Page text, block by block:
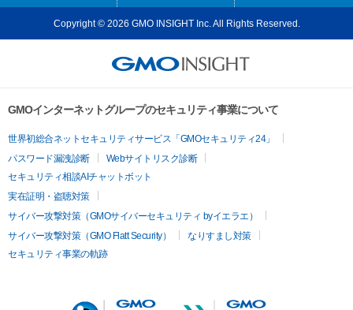
Copyright © 2026 GMO INSIGHT Inc. All Rights Reserved.
GMOインターネットグループのセキュリティ事業について
世界初総合ネットセキュリティサービス「GMOセキュリティ24」
パスワード漏洩診断
Webサイトリスク診断
セキュリティ相談AIチャットボット
実在証明・盗聴対策
サイバー攻撃対策（GMOサイバーセキュリティ byイエラエ）
サイバー攻撃対策（GMO Flatt Security）
なりすまし対策
セキュリティ事業の軌跡